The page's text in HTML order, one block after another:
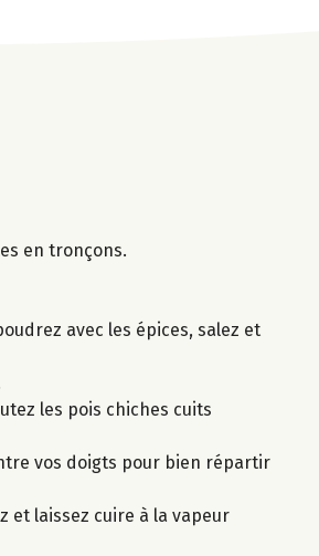
en tronçons.
avec les épices, salez et
les pois chiches cuits
vos doigts pour bien répartir
et laissez cuire à la vapeur